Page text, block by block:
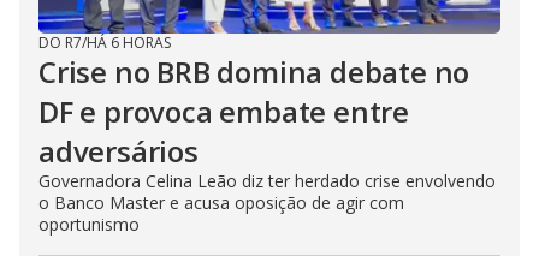
DO R7/HÁ 6 HORAS
Crise no BRB domina debate no
DF e provoca embate entre
adversários
Governadora Celina Leão diz ter herdado crise envolvendo
o Banco Master e acusa oposição de agir com
oportunismo